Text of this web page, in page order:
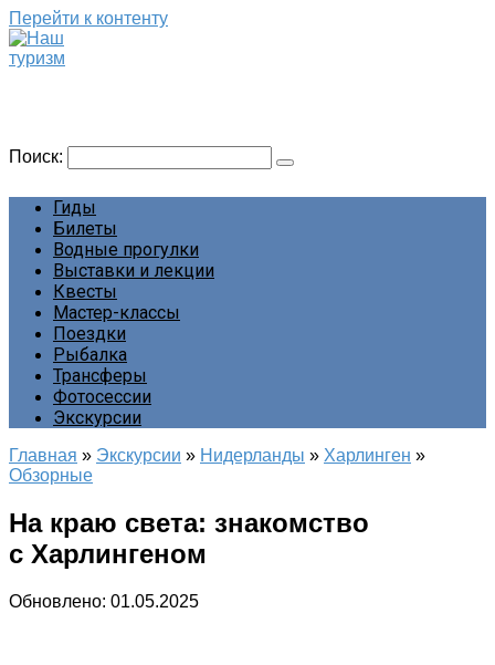
Перейти к контенту
Поиск:
Гиды
Билеты
Водные прогулки
Выставки и лекции
Квесты
Мастер-классы
Поездки
Рыбалка
Трансферы
Фотосессии
Экскурсии
Главная » Экскурсии » Нидерланды » Харлинген »
Обзорные
На краю света: знакомство
с Харлингеном
Обновлено: 01.05.2025